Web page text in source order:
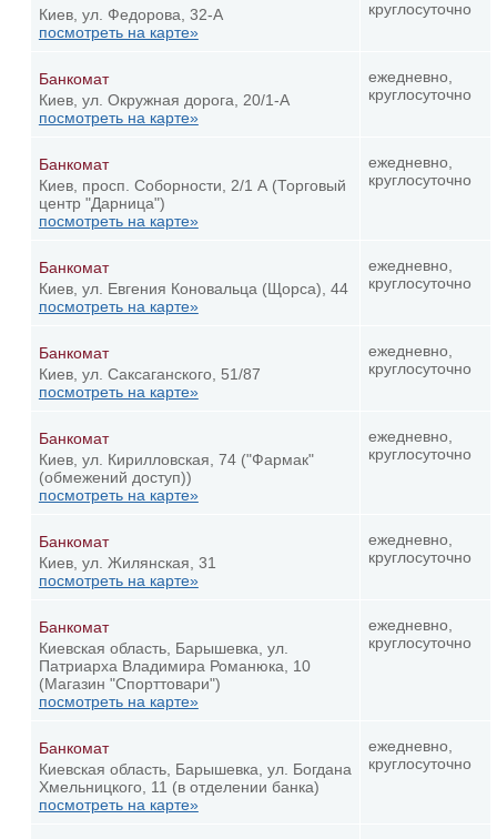
Киев, ул. Федорова, 32-А
посмотреть на карте»
круглосуточно
Банкомат
Киев, ул. Окружная дорога, 20/1-А
посмотреть на карте»
ежедневно,
круглосуточно
Банкомат
Киев, просп. Соборности, 2/1 А (Торговый
центр "Дарница")
посмотреть на карте»
ежедневно,
круглосуточно
Банкомат
Киев, ул. Евгения Коновальца (Щорса), 44
посмотреть на карте»
ежедневно,
круглосуточно
Банкомат
Киев, ул. Саксаганского, 51/87
посмотреть на карте»
ежедневно,
круглосуточно
Банкомат
Киев, ул. Кирилловская, 74 ("Фармак"
(обмежений доступ))
посмотреть на карте»
ежедневно,
круглосуточно
Банкомат
Киев, ул. Жилянская, 31
посмотреть на карте»
ежедневно,
круглосуточно
Банкомат
Киевская область, Барышевка, ул.
Патриарха Владимира Романюка, 10
(Магазин "Спорттовари")
посмотреть на карте»
ежедневно,
круглосуточно
Банкомат
Киевская область, Барышевка, ул. Богдана
Хмельницкого, 11 (в отделении банка)
посмотреть на карте»
ежедневно,
круглосуточно